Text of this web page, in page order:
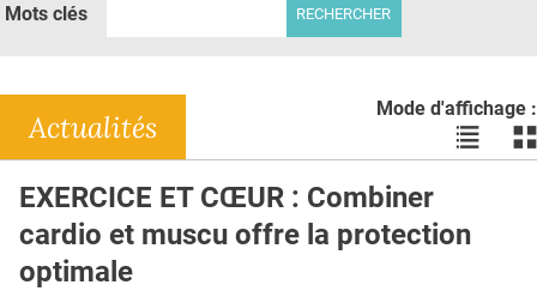
DOSSIERS
RÉSEAUX
E-REVUE SAD
THÉMA
Mots clés
Mode d'affichage :
Voir
les
liste
les
Actualités
EXERCICE ET CŒUR : Combiner
cardio et muscu offre la protection
optimale